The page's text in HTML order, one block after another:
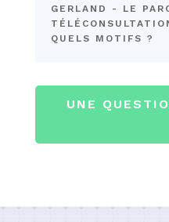
GERLAND - LE
QUELS MOTIFS ?
UNE